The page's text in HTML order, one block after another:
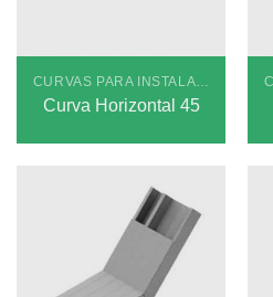
CURVAS PARA INSTALAÇÕES APARENTES STANDARD
Curva Horizontal 45